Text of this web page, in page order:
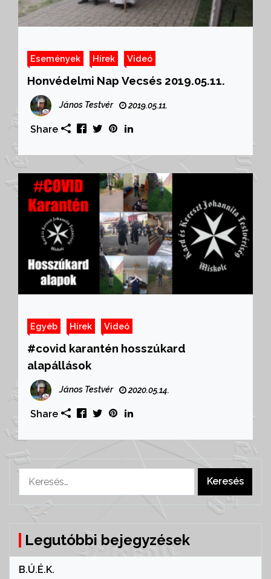
Események Hírek Videó
Honvédelmi Nap Vecsés 2019.05.11.
János Testvér 2019.05.11.
Share
Egyéb Hírek Videó
#covid karantén hosszúkard
alapállások
János Testvér 2020.05.14.
Share
Legutóbbi bejegyzések
B.Ú.É.K.